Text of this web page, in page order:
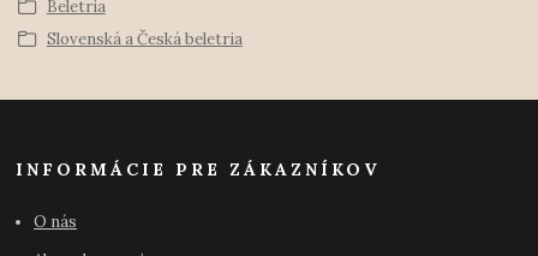
Beletria
Slovenská a Česká beletria
INFORMÁCIE PRE ZÁKAZNÍKOV
O nás